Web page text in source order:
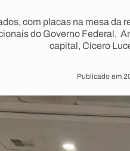
com placas na mesa da
do Governo Federal,
capital, Cícero
Publicado em